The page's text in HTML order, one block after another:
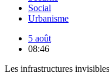
Social
Urbanisme
5 août
08:46
Les infrastructures